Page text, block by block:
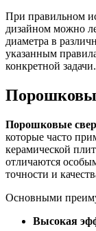
При правильном
дизайном можно
диаметра в
указанным
конкретной задачи.
Порошковые
которые часто
керамической
отличаются
точности и
Основными
Высокая